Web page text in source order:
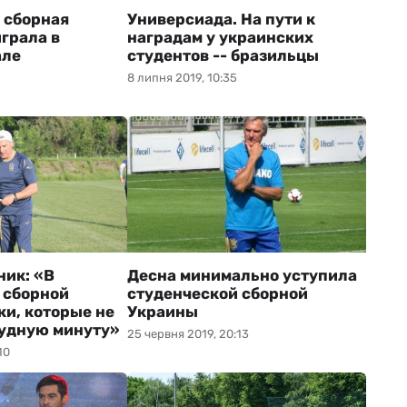
в
8 липня 2019, 10:35
Универсиада. На пути к
наградам у украинских
студентов -- бразильцы
«В
которые не
минуту» 25 червня 2019, 20:13
Десна минимально уступила
студенческой сборной
Украины